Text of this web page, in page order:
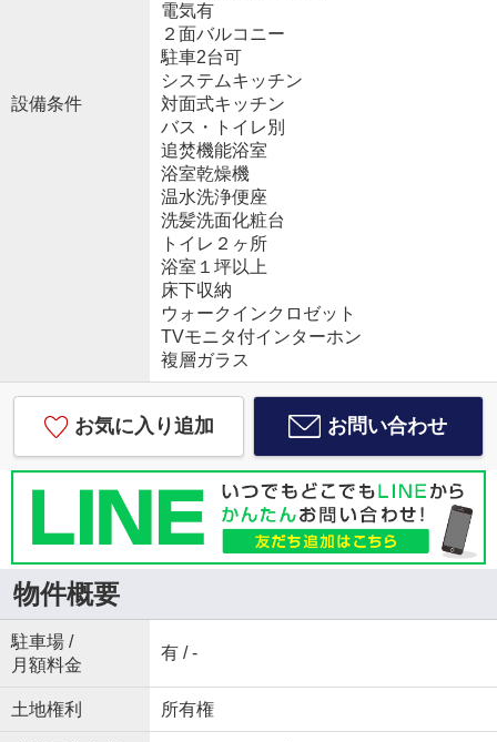
設備条件
電気有
２面バルコニー
駐車2台可
システムキッチン
対面式キッチン
バス・トイレ別
追焚機能浴室
浴室乾燥機
温水洗浄便座
洗髪洗面化粧台
トイレ２ヶ所
浴室１坪以上
床下収納
ウォークインクロゼット
TVモニタ付インターホン
複層ガラス
お気に入り追加 お問い合わせ
物件概要
駐車場 /
月額料金
有 / -
土地権利 所有権